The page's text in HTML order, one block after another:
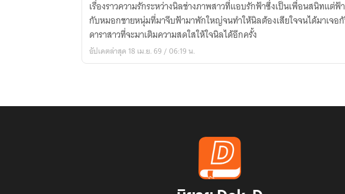
ฉบับ
เติม
เต็ม
เรื่องราวความรักระหว่างนิลช่างภาพสาวที่แอบรักฟ้าซึ่งเป็นเพื่อนสนิทแต่ฟ้
กับหมอกชายหนุ่มที่มาจีบฟ้ามาพักใหญ่จนทำให้นิลต้องเสียใจจนได้มาเจอ
ดาราสาวที่จะมาเติมความสดใสให้ใจนิลได้อีกครั้ง
อัปเดตล่าสุด 18 เม.ย. 69 / 06:19 น.